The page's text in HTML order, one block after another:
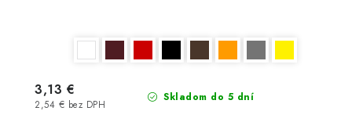
Skladom do 5 dní
2,54 € bez DPH
3,13 €